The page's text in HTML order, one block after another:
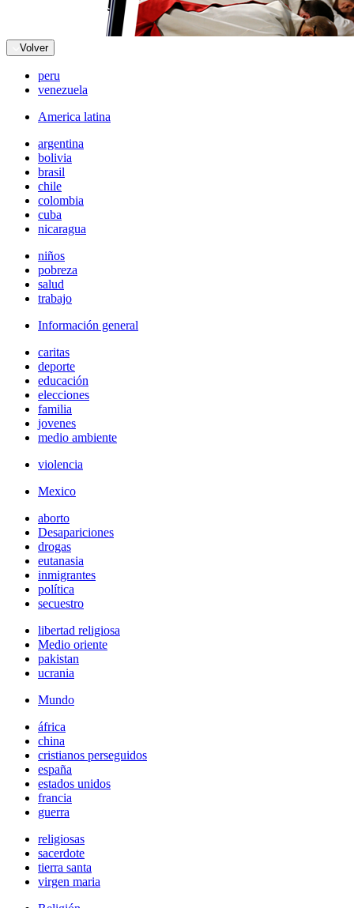
Volver
peru
venezuela
America latina
argentina
bolivia
brasil
chile
colombia
cuba
nicaragua
niños
pobreza
salud
trabajo
Información general
caritas
deporte
educación
elecciones
familia
jovenes
medio ambiente
violencia
Mexico
aborto
Desapariciones
drogas
eutanasia
inmigrantes
política
secuestro
libertad religiosa
Medio oriente
pakistan
ucrania
Mundo
áfrica
china
cristianos perseguidos
españa
estados unidos
francia
guerra
religiosas
sacerdote
tierra santa
virgen maria